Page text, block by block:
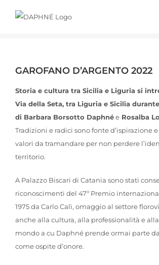
immagine
GAROFANO D’ARGENTO 2022
Storia e cultura tra Sicilia e Liguria si
Via della Seta, tra Liguria e Sicilia
di Barbara Borsotto DaphnéeRosalba
Tradizioni e radici sono fonte d’ispirazione
valori da tramandare per non perdere
territorio.
A Palazzo Biscari di Catania sono stati
riconoscimenti del 47º Premio
1975 da Carlo Calì, omaggio al settore
anche alla cultura, alla professionalità e
mondo a cu Daphné prende ormai parte
come ospite d’onore.